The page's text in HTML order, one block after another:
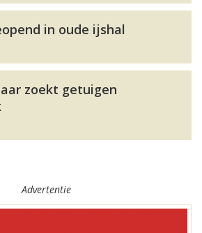
in oude ijshal
zoekt getuigen
Advertentie